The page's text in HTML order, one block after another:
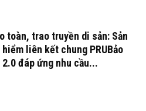
toàn, trao truyền di sản: Sản
hiểm liên kết chung PRUBảo
đáp ứng nhu cầu...